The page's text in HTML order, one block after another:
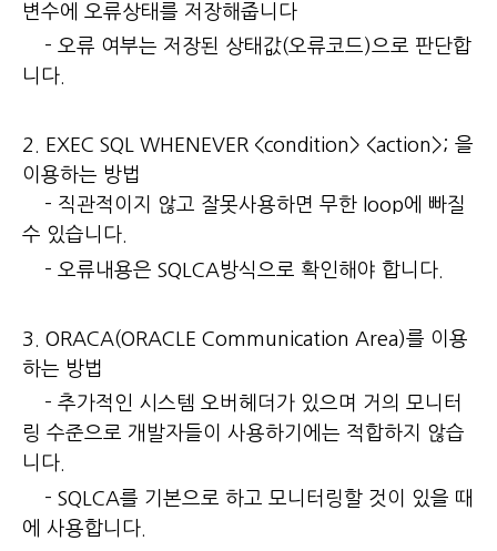
변수에 오류상태를 저장해줍니다
- 오류 여부는 저장된 상태값(오류코드)으로 판단합
니다.
2. EXEC SQL WHENEVER <condition> <action>; 을
이용하는 방법
- 직관적이지 않고 잘못사용하면 무한 loop에 빠질
수 있습니다.
- 오류내용은 SQLCA방식으로 확인해야 합니다.
3. ORACA(ORACLE Communication Area)를 이용
하는 방법
- 추가적인 시스템 오버헤더가 있으며 거의 모니터
링 수준으로 개발자들이 사용하기에는 적합하지 않습
니다.
- SQLCA를 기본으로 하고 모니터링할 것이 있을 때
에 사용합니다.